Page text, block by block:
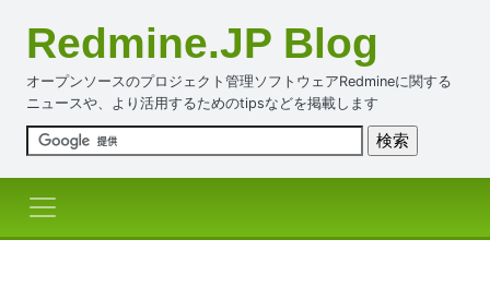
Redmine.JP Blog
オープンソースのプロジェクト管理ソフトウェアRedmineに関する
ニュースや、より活用するためのtipsなどを掲載します